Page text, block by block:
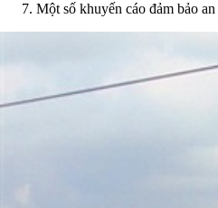
Một số khuyến cáo đảm bảo